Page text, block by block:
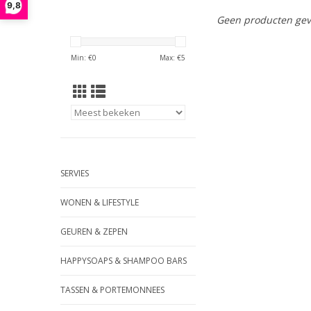
9,8
Min: €0 Max: €5
SERVIES
WONEN & LIFESTYLE
GEUREN & ZEPEN
HAPPYSOAPS & SHAMPOO BARS
TASSEN & PORTEMONNEES
Geen producten